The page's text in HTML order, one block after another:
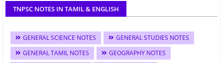
TNPSC NOTES IN TAMIL & ENGLISH
GENERAL SCIENCE NOTES
GENERAL STUDIES NOTES
GENERAL TAMIL NOTES
GEOGRAPHY NOTES